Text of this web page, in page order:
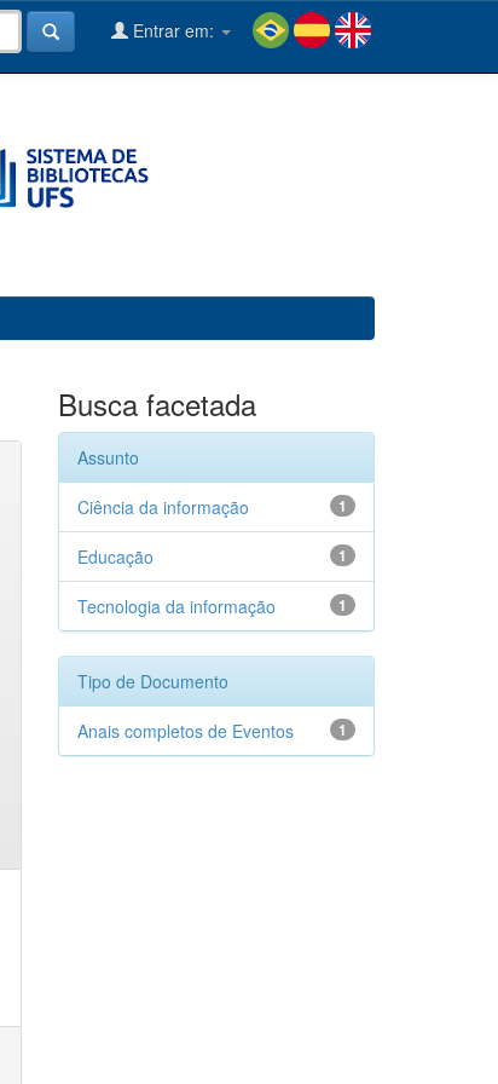
Entrar em:
Busca facetada
Assunto
1
Ciência da informação
1
Educação
1
Tecnologia da informação
Tipo de Documento
1
Anais completos de Eventos